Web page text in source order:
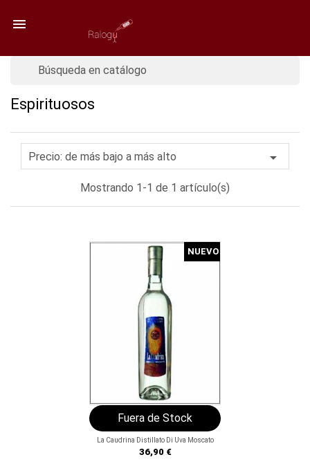

Espirituosos
Precio: de más bajo a más alto 
Mostrando 1-1 de 1 artículo(s)
NUEVO
Fuera de Stock
La Caudrina Distillato Di Uva Moscato
Precio
36,90 €